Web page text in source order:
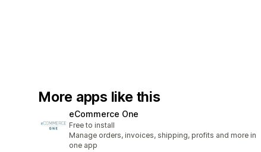
More apps like this
eCommerce One
Free to install
Manage orders, invoices, shipping, profits and more in
one app